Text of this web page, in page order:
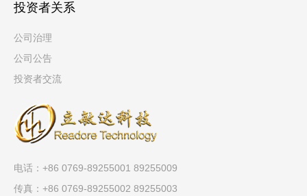
投资者关系
公司治理
公司公告
投资者交流
电话：+86 0769-89255001 89255009
传真：+86 0769-89255002 89255003